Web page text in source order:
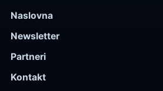
Naslovna
Newsletter
Partneri
Kontakt